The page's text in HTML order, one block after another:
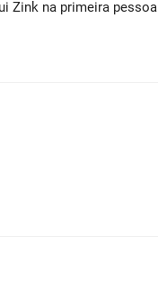
Zink na primeira pessoa